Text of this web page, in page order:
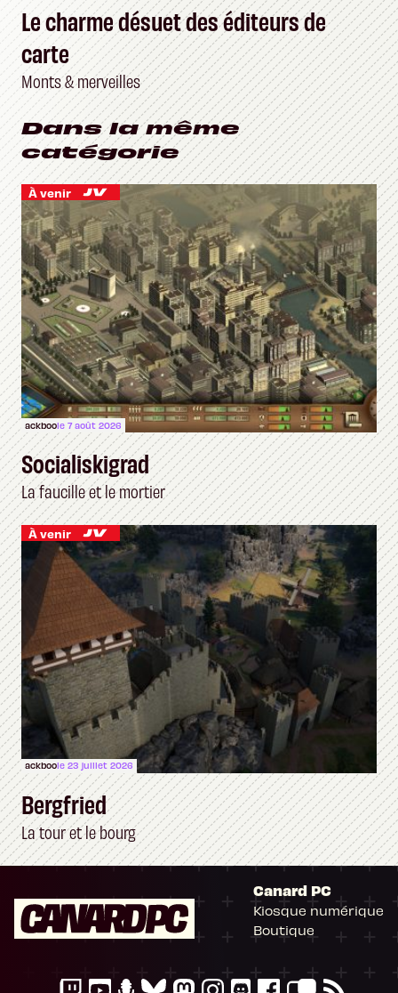
Le charme désuet des éditeurs de
carte
Monts & merveilles
Dans la même
catégorie
À venir
ackboole 7 août 2026
Socialiskigrad
La faucille et le mortier
À venir
ackboole 23 juillet 2026
Bergfried
La tour et le bourg
Canard PC
Kiosque numérique
Boutique